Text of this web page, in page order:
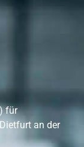
für
an der